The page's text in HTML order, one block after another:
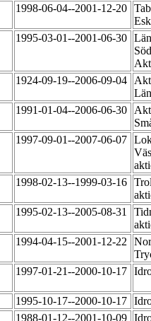
1998-06-04--2001-12-20
1995-03-01--2001-06-30
1924-09-19--2006-09-04
1991-01-04--2006-06-30
1997-09-01--2007-06-07
1998-02-13--1999-03-16
1995-02-13--2005-08-31
1994-04-15--2001-12-22
1997-01-21--2000-10-17
1995-10-17--2000-10-17
1988-01-12--2001-10-09